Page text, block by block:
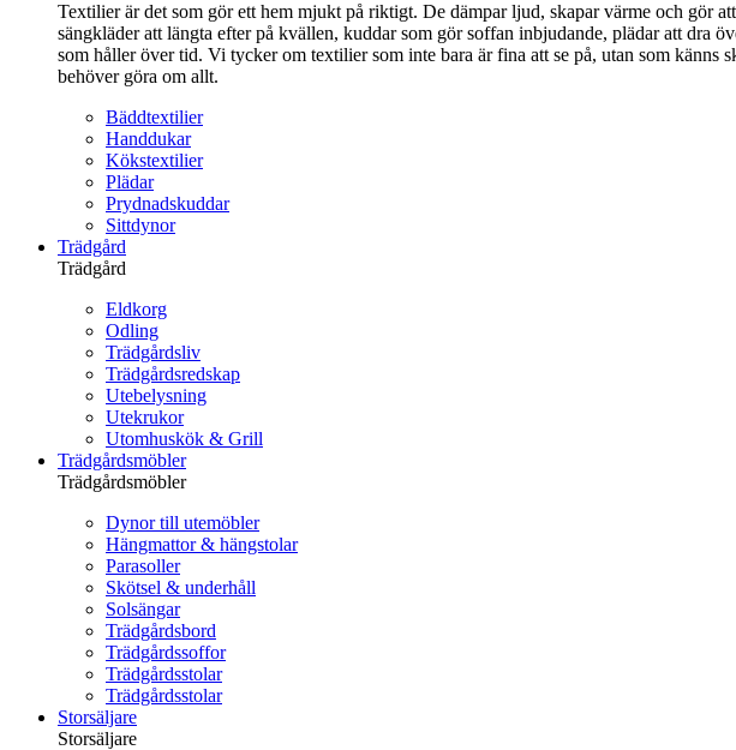
Textilier är det som gör ett hem mjukt på riktigt. De dämpar ljud, skapar värme och gör
sängkläder att längta efter på kvällen, kuddar som gör soffan inbjudande, plädar att dra
som håller över tid. Vi tycker om textilier som inte bara är fina att se på, utan som känns
behöver göra om allt.
Bäddtextilier
Handdukar
Kökstextilier
Plädar
Prydnadskuddar
Sittdynor
Trädgård
Trädgård
Eldkorg
Odling
Trädgårdsliv
Trädgårdsredskap
Utebelysning
Utekrukor
Utomhuskök & Grill
Trädgårdsmöbler
Trädgårdsmöbler
Dynor till utemöbler
Hängmattor & hängstolar
Parasoller
Skötsel & underhåll
Solsängar
Trädgårdsbord
Trädgårdssoffor
Trädgårdsstolar
Trädgårdsstolar
Storsäljare
Storsäljare